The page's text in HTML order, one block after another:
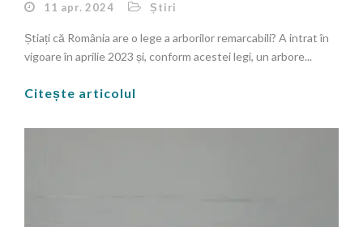
11 apr. 2024 Știri
Știați că România are o lege a arborilor remarcabili? A intrat în
vigoare în aprilie 2023 și, conform acestei legi, un arbore...
Citește articolul